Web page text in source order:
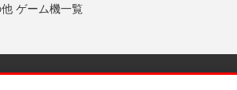
ゲーム機一覧